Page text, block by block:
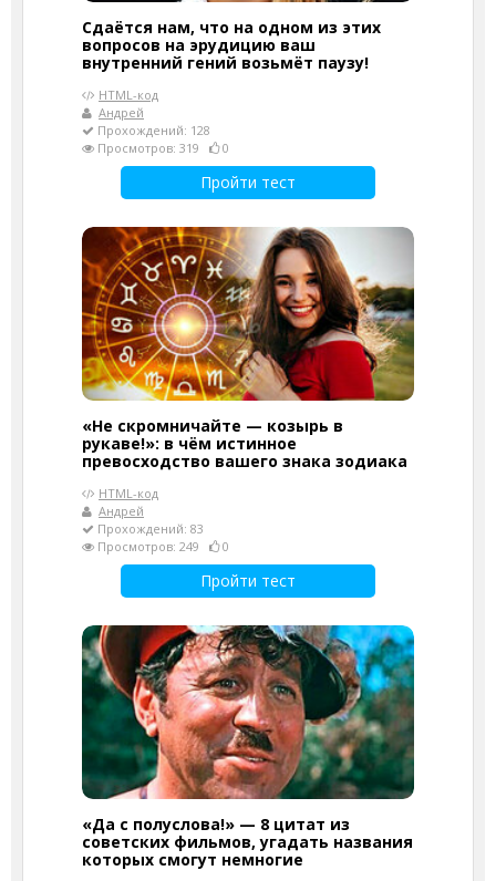
Сдаётся нам, что на одном из этих
вопросов на эрудицию ваш
внутренний гений возьмёт паузу!
HTML-код
Андрей
Прохождений: 128
Просмотров: 319
0
Пройти тест
«Не скромничайте — козырь в
рукаве!»: в чём истинное
превосходство вашего знака зодиака
HTML-код
Андрей
Прохождений: 83
Просмотров: 249
0
Пройти тест
«Да с полуслова!» — 8 цитат из
советских фильмов, угадать названия
которых смогут немногие